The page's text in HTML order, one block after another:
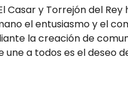
Casar y Torrejón del
el entusiasmo y el
la creación de
a todos es el deseo